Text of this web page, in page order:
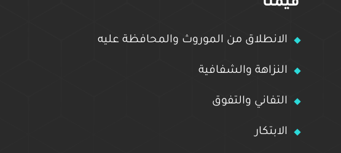
الانطلاق من الموروث والمحافظة عليه
النزاهة والشفافية
التفاني والتفوق
الابتكار